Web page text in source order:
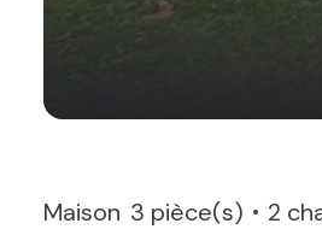
Maison 3 pièce(s) 2